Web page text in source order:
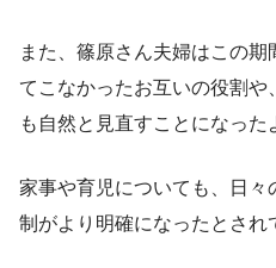
また、篠原さん夫婦はこの
てこなかったお互いの役割や
も自然と見直すことになった
家事や育児についても、日
制がより明確になったとされ